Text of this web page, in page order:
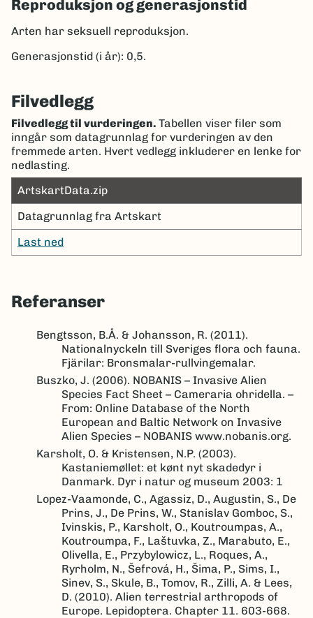
Reproduksjon og generasjonstid
Arten har seksuell reproduksjon.
Generasjonstid (i år): 0,5.
Filvedlegg
Filvedlegg til vurderingen. Tabellen viser filer som
inngår som datagrunnlag for vurderingen av den
fremmede arten. Hvert vedlegg inkluderer en lenke for
nedlasting.
ArtskartData.zip
Datagrunnlag fra Artskart
Last ned
Referanser
Bengtsson, B.Å. & Johansson, R. (2011).
Nationalnyckeln till Sveriges flora och fauna.
Fjärilar: Bronsmalar-rullvingemalar.
Buszko, J. (2006). NOBANIS – Invasive Alien
Species Fact Sheet – Cameraria ohridella. –
From: Online Database of the North
European and Baltic Network on Invasive
Alien Species – NOBANIS www.nobanis.org.
Karsholt, O. & Kristensen, N.P. (2003).
Kastaniemøllet: et kønt nyt skadedyr i
Danmark. Dyr i natur og museum 2003: 1
Lopez-Vaamonde, C., Agassiz, D., Augustin, S., De
Prins, J., De Prins, W., Stanislav Gomboc, S.,
Ivinskis, P., Karsholt, O., Koutroumpas, A.,
Koutroumpa, F., Laštuvka, Z., Marabuto, E.,
Olivella, E., Przybylowicz, L., Roques, A.,
Ryrholm, N., Šefrová, H., Šima, P., Sims, I.,
Sinev, S., Skule, B., Tomov, R., Zilli, A. & Lees,
D. (2010). Alien terrestrial arthropods of
Europe. Lepidoptera. Chapter 11. 603-668.